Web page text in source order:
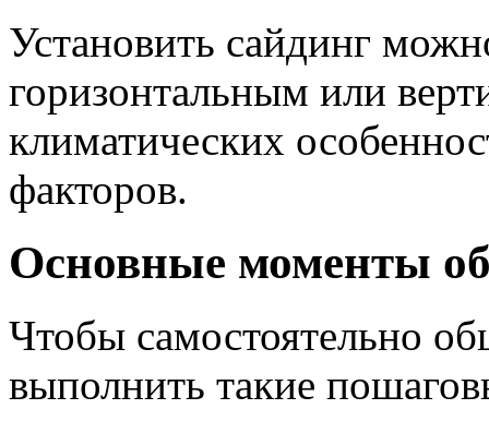
Установить сайдинг
горизонтальным или
климатических
факторов.
Основные моменты
Чтобы самостоятельно
выполнить такие